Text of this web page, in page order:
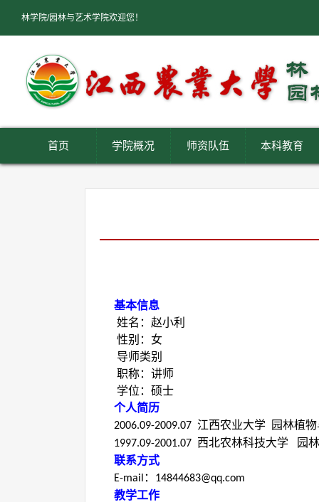
林学院/园林与艺术学院欢迎您！
首页 学院概况 师资队伍 本科教育
基本信息
姓名： 赵小利
性别： 女
导师类别
职称：讲师
学位：硕士
个人简历
2006.09-2009.07 江西农业大学 园林植
1997.09-2001.07 西北农林科技大学 园
联系方式
E-mail ： 14844683@qq.com
教学工作